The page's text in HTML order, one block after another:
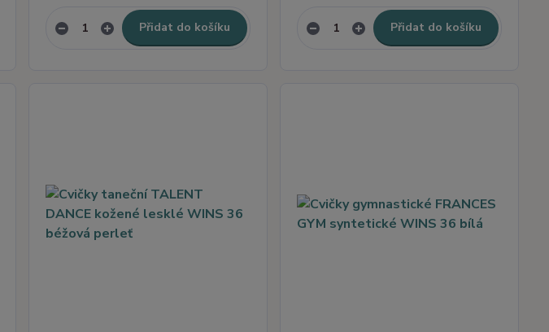
Přidat do košíku Přidat do košíku